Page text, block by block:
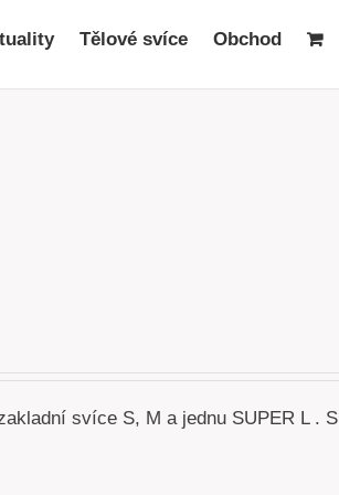
Tělové svíce Obchod
svíce S, M a jednu SUPER L . S